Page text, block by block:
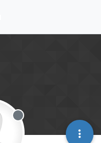
Offline